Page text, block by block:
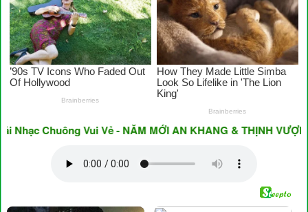
Chuông Vui Vẻ - NĂM MỚI AN KHANG & THỊNH VƯỢNG ♥